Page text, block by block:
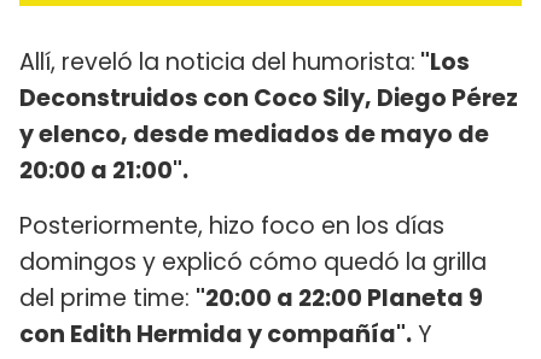
Allí, reveló la noticia del humorista: "Los
Deconstruidos con Coco Sily, Diego Pérez
y elenco, desde mediados de mayo de
20:00 a 21:00".
Posteriormente, hizo foco en los días
domingos y explicó cómo quedó la grilla
del prime time: "20:00 a 22:00 Planeta 9
con Edith Hermida y compañía".Y